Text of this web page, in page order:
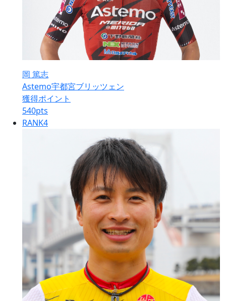
岡 篤志
Astemo宇都宮ブリッツェン
獲得ポイント
540pts
RANK4